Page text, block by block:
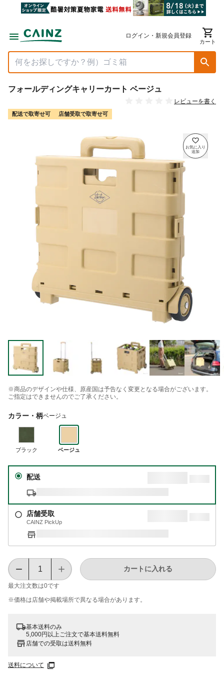
ログイン・新規会員登録
カート
フォールディングキャリーカート ベージュ
レビューを書く
配送で取寄せ可 店舗受取で取寄せ可
※商品のデザインや仕様、原産国は予告なく変更となる場合がございます。
ご指定はできませんのでご了承ください。
カラー・柄ベージュ
ブラック ベージュ
配送
店舗受取
CAINZ PickUp
最大注文数は0です
カートに入れる
※価格は​店舗や​掲載場所で​異なる​場合が​あります。
基本送料のみ
5,000円以上ご注文で基本送料無料
店舗での受取は送料無料
送料について